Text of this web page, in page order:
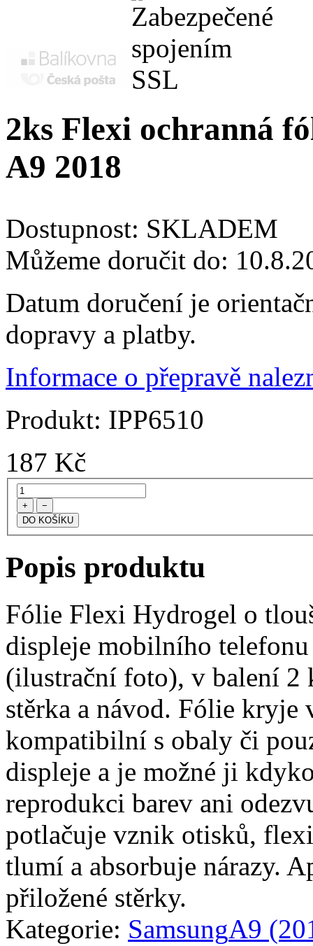
2ks Flexi ochranná
A9 2018
Dostupnost: SKLADEM
Můžeme doručit do:
Datum doručení je
dopravy a platby.
Informace o přepravě
Produkt: IPP6510
187 Kč
+ −
Popis produktu
Fólie Flexi Hydrogel o
displeje mobilního
(ilustrační foto), v balení 2
stěrka a návod. Fólie kryje
kompatibilní s obaly či
displeje a je možné ji
reprodukci barev ani
potlačuje vznik otisků,
tlumí a absorbuje nárazy.
přiložené stěrky.
Kategorie: SamsungA9